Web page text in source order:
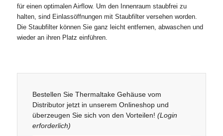
für einen optimalen Airflow. Um den Innenraum staubfrei zu
halten, sind Einlassöffnungen mit Staubfilter versehen worden.
Die Staubfilter können Sie ganz leicht entfernen, abwaschen und
wieder an ihren Platz einführen.
Bestellen Sie Thermaltake Gehäuse vom
Distributor jetzt in unserem Onlineshop und
überzeugen Sie sich von den Vorteilen! (Login
erforderlich)